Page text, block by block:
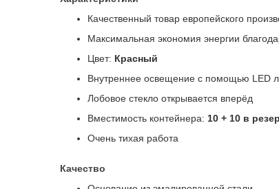
Качественный товар европейского
Максимальная экономия энергии
Цвет: Красный
Внутреннее освещение с помощью LED
Лобовое стекло открывается вперёд
Вместимость контейнера: 10 + 10 в
Очень тихая работа
Качество